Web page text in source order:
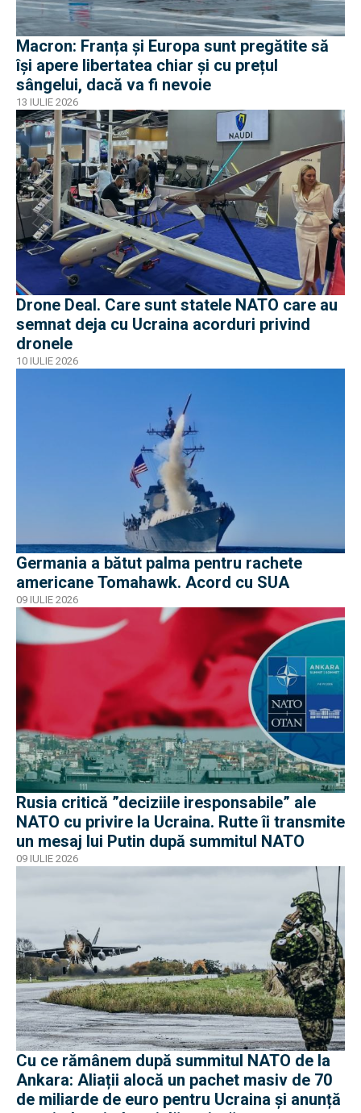
Macron: Franța și Europa sunt pregătite să
își apere libertatea chiar și cu prețul
sângelui, dacă va fi nevoie
13 IULIE 2026
Drone Deal. Care sunt statele NATO care au
semnat deja cu Ucraina acorduri privind
dronele
10 IULIE 2026
Germania a bătut palma pentru rachete
americane Tomahawk. Acord cu SUA
09 IULIE 2026
Rusia critică ”deciziile iresponsabile” ale
NATO cu privire la Ucraina. Rutte îi transmite
un mesaj lui Putin după summitul NATO
09 IULIE 2026
Cu ce rămânem după summitul NATO de la
Ankara: Aliații alocă un pachet masiv de 70
de miliarde de euro pentru Ucraina și anunță